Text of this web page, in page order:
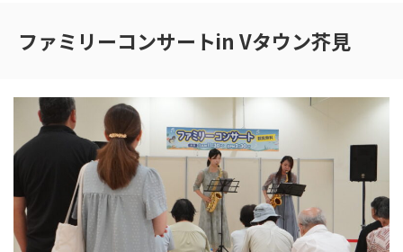
ファミリーコンサートin Vタウン芥見